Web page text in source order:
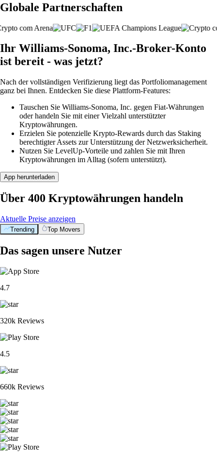
Globale Partnerschaften
Ihr Williams-Sonoma, Inc.-Broker-Konto
ist bereit - was jetzt?
Nach der vollständigen Verifizierung liegt das Portfoliomanagement
ganz bei Ihnen. Entdecken Sie diese Plattform-Features:
Tauschen Sie Williams-Sonoma, Inc. gegen Fiat-Währungen
oder handeln Sie mit einer Vielzahl unterstützter
Kryptowährungen.
Erzielen Sie potenzielle Krypto-Rewards durch das Staking
berechtigter Assets zur Unterstützung der Netzwerksicherheit.
Nutzen Sie LevelUp-Vorteile und zahlen Sie mit Ihren
Kryptowährungen im Alltag (sofern unterstützt).
App herunterladen
Über 400 Kryptowährungen handeln
Aktuelle Preise anzeigen
Trending Top Movers
Das sagen unsere Nutzer
4.7
320k Reviews
4.5
660k Reviews